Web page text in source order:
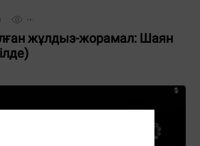
жұлдыз-жорамал: Шаян